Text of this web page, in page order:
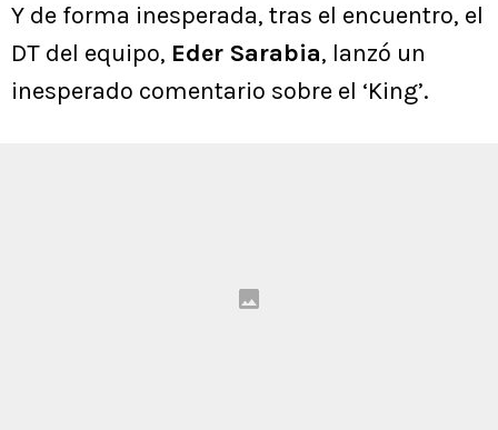
Y de forma inesperada, tras el encuentro, el
DT del equipo, Eder Sarabia, lanzó un
inesperado comentario sobre el ‘King’.